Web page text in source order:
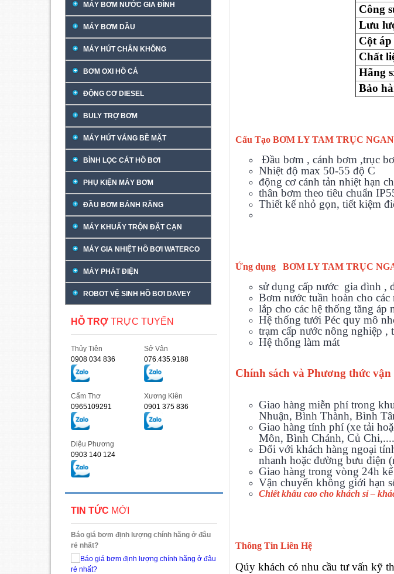
MÁY BƠM NƯỚC GIA ĐÌNH
MÁY BƠM DẦU
MÁY HÚT CHÂN KHÔNG
BƠM OXI HỒ CÁ
ĐỘNG CƠ DIESEL
BULY TRỢ BƠM
MÁY HÚT VÁNG BỀ MẶT
BÌNH LỌC CÁT HỒ BƠI
PHỤ KIỆN MÁY BƠM
ĐẦU BƠM BÁNH RĂNG
MÁY KHUẤY TRỘN ĐẶT CẠN
MÁY GIA NHIỆT HỒ BƠI WATERCO
MÁY PHÁT ĐIỆN
ROBOT VỆ SINH HỒ BƠI DAVEY
HỖ TRỢ TRỰC TUYẾN
Thủy Tiên
0908 034 836
Sở Vân
076.435.9188
Cẩm Thơ
0965109291
Xương Kiên
0901 375 836
Diệu Phương
0903 140 124
TIN TỨC MỚI
Báo giá bơm định lượng chính hãng ở đâu
rẻ nhất?
Công
Lưu
Cột
Chất
Hãng
Bảo
Cấu Tạo BƠM LY TAM TRỤC
Đầu bơm , cánh bơm ,trục
Nhiệt độ max 50-55 độ C
động cơ cánh tản nhiệt hạn
thân bơm theo tiêu chuẩn
Thiết kế nhỏ gọn, tiết kiệm
Ứng dụng BƠM LY TAM TRỤC
sử dụng cấp nước gia đình ,
Bơm nước tuần hoàn cho các
lắp cho các hệ thống tăng áp
Hệ thống tưới Péc quy mô
trạm cấp nước nông nghiệp ,
Hệ thống làm mát
Chính sách và Phương thức vận
Giao hàng miễn phí trong
Nhuận, Bình Thành, Bình
Giao hàng tính phí (xe tải
Môn, Bình Chánh, Củ
Đối với khách hàng ngoại
nhanh hoặc đường bưu điện
Giao hàng trong vòng 24h
Vận chuyển không giới hạn
Chiết khấu cao cho khách sỉ –
Thông Tin Liên Hệ
Qúy khách có nhu cầu tư vấn kỹ